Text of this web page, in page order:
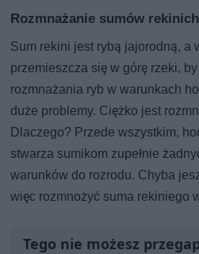
Rozmnażanie sumów rekinich
Sum rekini jest rybą jajorodną, a
przemieszcza się w górę rzeki,
rozmnażania ryb w warunkach
duże problemy. Ciężko jest
Dlaczego? Przede wszystkim,
stwarza sumikom zupełnie
warunków do rozrodu. Chyba
więc rozmnożyć suma rekiniego
Tego nie możesz